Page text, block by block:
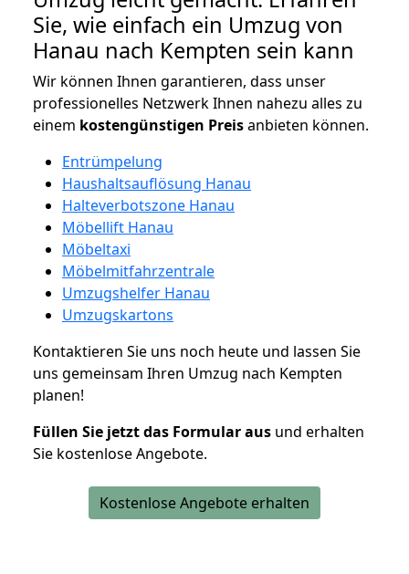
Sie, wie einfach ein Umzug von
Hanau nach Kempten sein kann
Wir können Ihnen garantieren, dass unser
professionelles Netzwerk Ihnen nahezu alles zu
einem kostengünstigen Preisanbieten können.
Entrümpelung
Haushaltsauflösung Hanau
Halteverbotszone Hanau
Möbellift Hanau
Möbeltaxi
Möbelmitfahrzentrale
Umzugshelfer Hanau
Umzugskartons
Kontaktieren Sie uns noch heute und lassen Sie
uns gemeinsam Ihren Umzug nach Kempten
planen!
Füllen Sie jetzt das Formular aus und erhalten
Sie kostenlose Angebote.
Kostenlose Angebote erhalten